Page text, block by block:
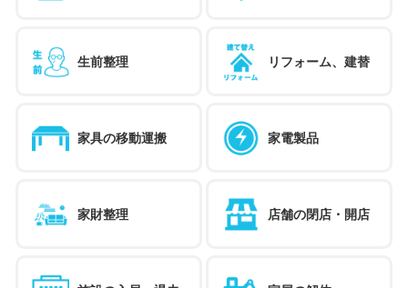
生前整理 リフォーム、建替
家具の移動運搬 家電製品
家財整理 店舗の閉店・開店